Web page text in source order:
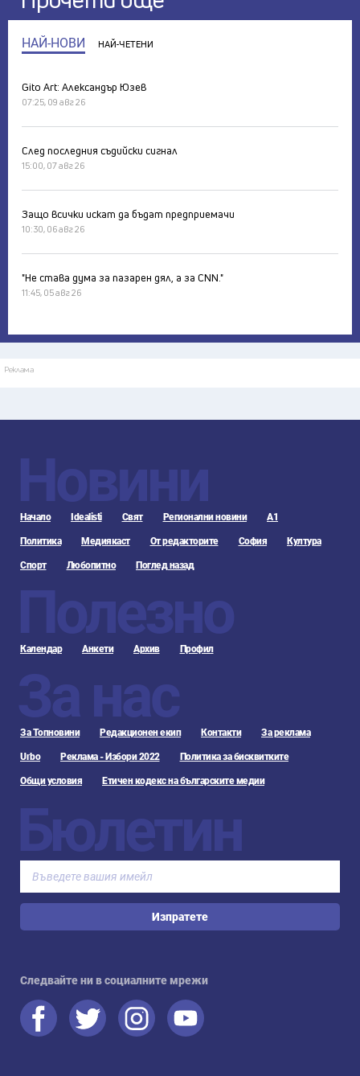
НАЙ-НОВИ НАЙ-ЧЕТЕНИ
Gito Art: Александър Юзев
07:25, 09 авг 26
След последния съдийски сигнал
15:00, 07 авг 26
Защо всички искат да бъдат предприемачи
10:30, 06 авг 26
"Не става дума за пазарен дял, а за CNN."
11:45, 05 авг 26
Реклама
Новини
Начало Idealisti Свят Регионални новини А1
Политика Медиякаст От редакторите София Култура
Спорт Любопитно Поглед назад
Полезно
Календар Анкети Архив Профил
За нас
За Топновини Редакционен екип Контакти За реклама
Urbo Реклама - Избори 2022 Политика за бисквитките
Общи условия Етичен кодекс на българските медии
Бюлетин
Изпратете
Следвайте ни в социалните мрежи